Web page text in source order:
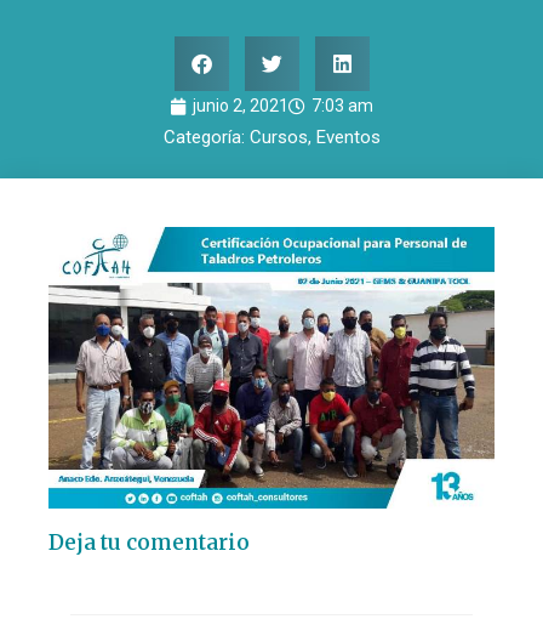
junio 2, 2021 7:03 am
Categoría: Cursos, Eventos
Deja tu comentario